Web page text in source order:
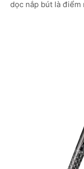
dọc nắp bút là điểm